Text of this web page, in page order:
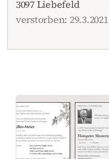
3097 Liebefeld
verstorben: 29.3.2021